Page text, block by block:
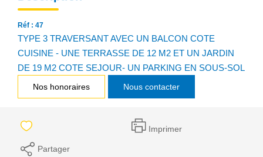
Réf : 47
TYPE 3 TRAVERSANT AVEC UN BALCON COTE
CUISINE - UNE TERRASSE DE 12 M2 ET UN JARDIN
DE 19 M2 COTE SEJOUR- UN PARKING EN SOUS-SOL
Nos honoraires Nous contacter
Imprimer
Partager